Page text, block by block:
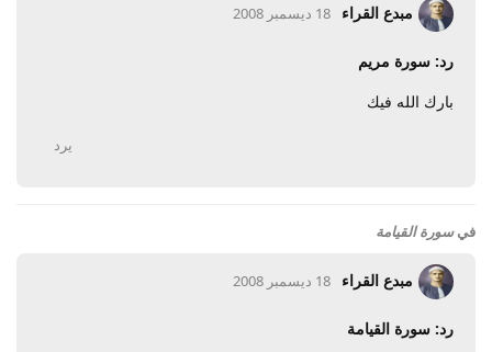
مبدع القراء 18 ديسمبر 2008
رد: سورة مريم
بارك الله فيك
يرد
فيسورة القيامة
مبدع القراء 18 ديسمبر 2008
رد: سورة القيامة